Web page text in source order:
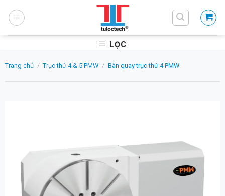
LỌC
Trang chủ / Trục thứ 4 & 5 PMW / Bàn quay trục thứ 4 PMW